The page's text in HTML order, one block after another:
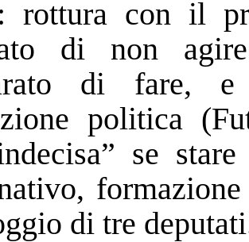
rottura con il
di non
di fare, e
politica
se
di tre